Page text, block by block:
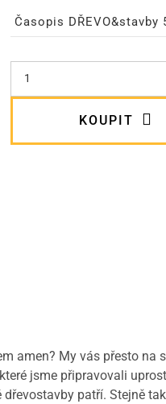
Časopis DŘEVO&stavby
KOUPIT
amen? My vás přesto
jsme připravovali
patří. Stejně